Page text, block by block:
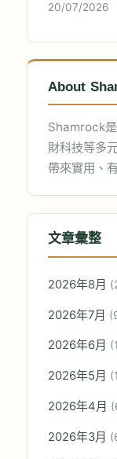
20/07/2026
About
Shamrock
財科技等多
帶來實用、
文章彙整
2026年8月
2026年7月
2026年6月
2026年5月
2026年4月
2026年3月